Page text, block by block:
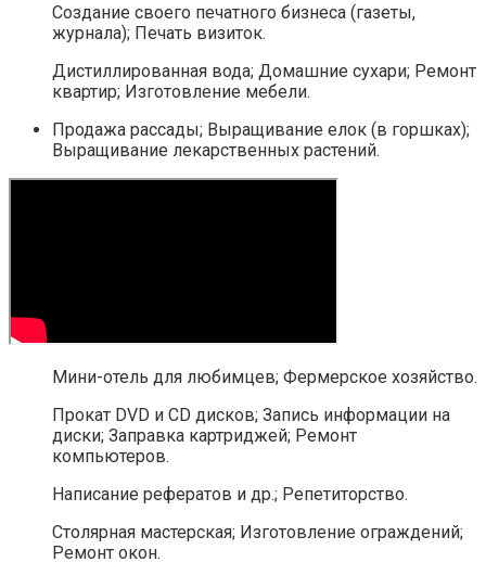
Создание своего печатного бизнеса (газеты,
журнала); Печать визиток.
Дистиллированная вода; Домашние сухари; Ремонт
квартир; Изготовление мебели.
Продажа рассады; Выращивание елок (в горшках);
Выращивание лекарственных растений.
Мини-отель для любимцев; Фермерское хозяйство.
Прокат DVD и CD дисков; Запись информации на
диски; Заправка картриджей; Ремонт
компьютеров.
Написание рефератов и др.; Репетиторство.
Столярная мастерская; Изготовление ограждений;
Ремонт окон.